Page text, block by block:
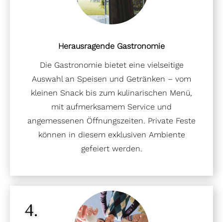
Herausragende Gastronomie
Die Gastronomie bietet eine vielseitige
Auswahl an Speisen und Getränken – vom
kleinen Snack bis zum kulinarischen Menü,
mit aufmerksamem Service und
angemessenen Öffnungszeiten. Private Feste
können in diesem exklusiven Ambiente
gefeiert werden.
4.